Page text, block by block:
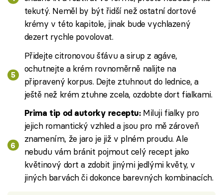
tekutý. Neměl by být řidší než ostatní dortové
krémy v této kapitole, jinak bude vychlazený
dezert rychle povolovat.
Přidejte citronovou šťávu a sirup z agáve,
ochutnejte a krém rovnoměrně nalijte na
připravený korpus. Dejte ztuhnout do lednice, a
ještě než krém ztuhne zcela, ozdobte dort fialkami.
Prima tip od autorky receptu:Miluji fialky pro
jejich romantický vzhled a jsou pro mě zároveň
znamením, že jaro je již v plném proudu. Ale
nebudu vám bránit pojmout celý recept jako
květinový dort a zdobit jinými jedlými květy, v
jiných barvách či dokonce barevných kombinacích.